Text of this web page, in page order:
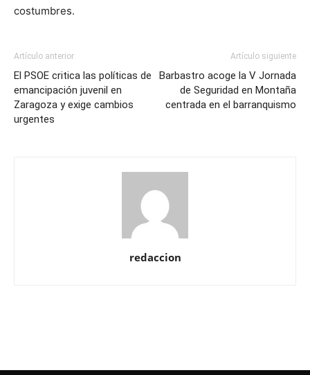
costumbres.
Artículo anterior
El PSOE critica las políticas de
emancipación juvenil en
Zaragoza y exige cambios
urgentes
Artículo siguiente
Barbastro acoge la V Jornada
de Seguridad en Montaña
centrada en el barranquismo
redaccion